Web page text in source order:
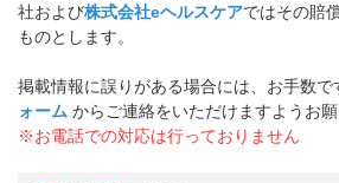
社および株式会社eヘルスケアではその賠
ものとします。
掲載情報に誤りがある場合には、お手数で
ォーム からご連絡をいただけますようお願
※お電話での対応は行っておりません